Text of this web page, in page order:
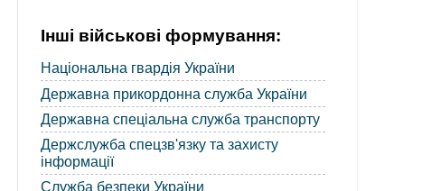
Інші військові формування:
Національна гвардія України
Державна прикордонна служба України
Державна спеціальна служба транспорту
Держслужба спецзв'язку та захисту
інформації
Служба безпеки України